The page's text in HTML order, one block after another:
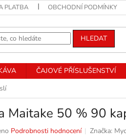
PLATBA OBCHODNÍ PODMÍNKY
HLEDAT
ČAJOVÉ PŘÍSLUŠENSTVÍ
Maitake 50 % 90
Podrobnosti hodnocení Značka: